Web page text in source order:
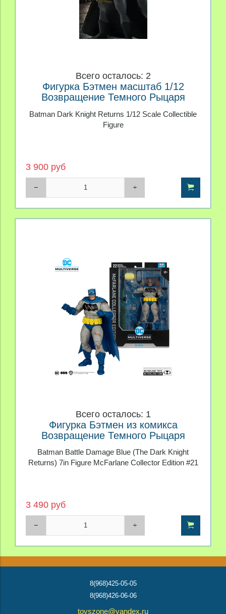
Всего осталось: 2
Фигурка Бэтмен масштаб 1/12
Возвращение Темного Рыцаря
Batman Dark Knight Returns 1/12 Scale Collectible
Figure
3 900 руб
Всего осталось: 1
Фигурка Бэтмен из комикса
Возвращение Темного Рыцаря
Batman Battle Damage Blue (The Dark Knight
Returns) 7in Figure McFarlane Collector Edition #21
3 490 руб
8(968)425-05-05
8(968)426-06-06
toyszone@yandex.ru